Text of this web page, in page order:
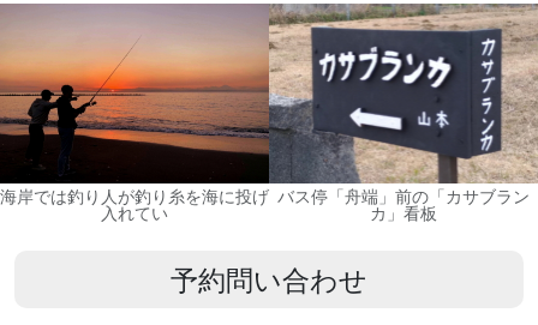
海岸では釣り人が釣り糸を海に投げ
入れてい
バス停「舟端」前の「カサブラン
カ」看板
予約問い合わせ